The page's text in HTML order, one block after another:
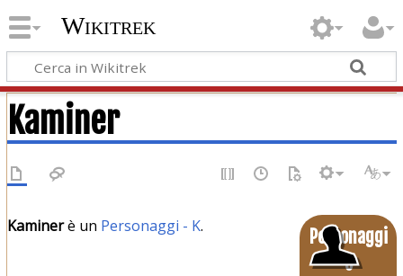
Wikitrek
Kaminer
Personaggi
o
Kaminerè un Personaggi - K.